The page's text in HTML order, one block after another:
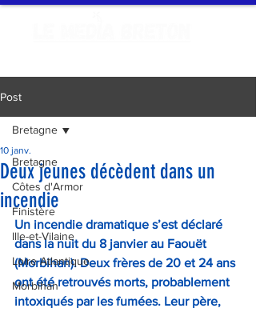
Post
Bretagne
Côtes d'Armor
Finistère
Ille-et-Vilaine
Loire Atlantique
Morbihan
Bretagne
Deux jeunes décèdent dans un
incendie
10 janv.
Un incendie dramatique s’est déclaré
dans la nuit du 8 janvier au Faouët
(Morbihan). Deux frères de 20 et 24 ans
ont été retrouvés morts, probablement
intoxiqués par les fumées. Leur père,